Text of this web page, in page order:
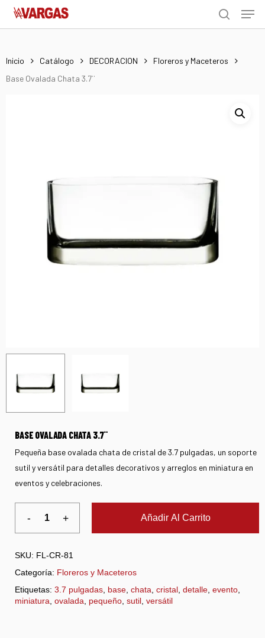
Skip
search
Menu
Inicio Catálogo DECORACION
Floreros y Maceteros
Base Ovalada Chata 3.7¨
BASE OVALADA CHATA 3.7¨
Pequeña base ovalada chata de cristal de 3.7 pulgadas, un soporte
sutil y versátil para detalles decorativos y arreglos en miniatura en
eventos y celebraciones.
Añadir Al Carrito
SKU: FL-CR-81
Categoría: Floreros y Maceteros
Etiquetas: 3.7 pulgadas base chata cristal detalle evento
miniatura ovalada pequeño sutil versátil